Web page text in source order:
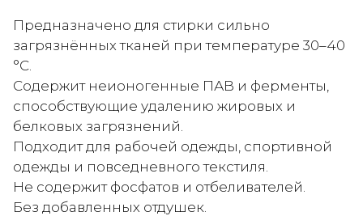
белья
800мл
Предназначено для стирки сильно
загрязнённых тканей при температуре 30–40
°C.
Содержит неионогенные ПАВ и ферменты,
способствующие удалению жировых и
белковых загрязнений.
Подходит для рабочей одежды, спортивной
одежды и повседневного текстиля.
Не содержит фосфатов и отбеливателей.
Без добавленных отдушек.